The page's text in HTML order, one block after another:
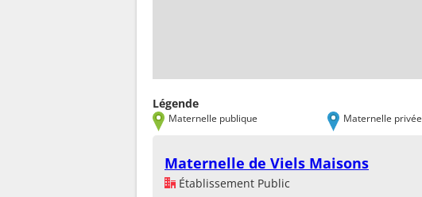
Légende
Maternelle publique Maternelle privée
Maternelle de Viels Maisons
Établissement Public